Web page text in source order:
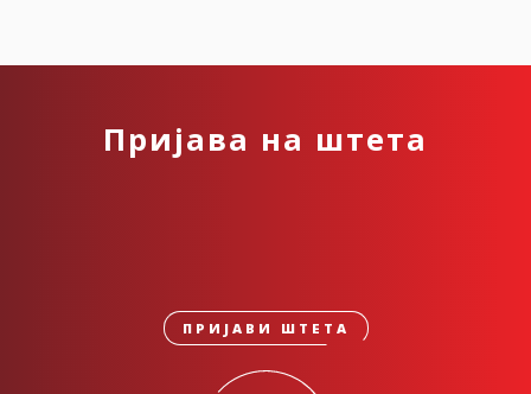
Пријава на штета
ПРИЈАВИ ШТЕТА